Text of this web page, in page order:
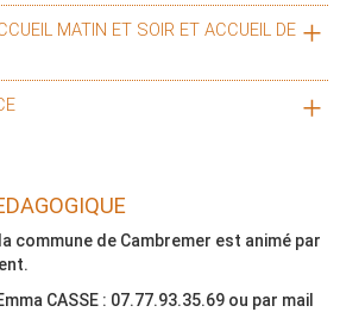
MATIN ET SOIR ET ACCUEIL DE
commune de Cambremer est animé par
CASSE : 07.77.93.35.69 ou par mail